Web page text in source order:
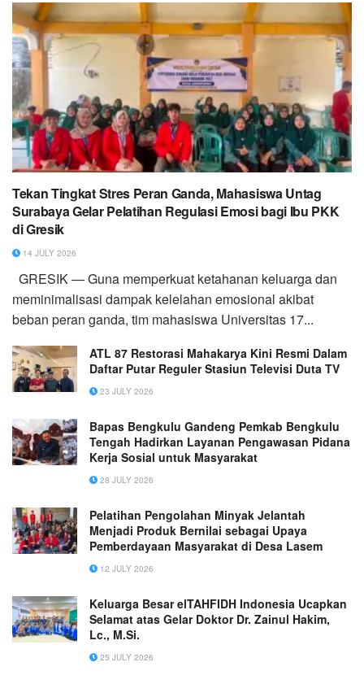
Tekan Tingkat Stres Peran Ganda, Mahasiswa Untag
Surabaya Gelar Pelatihan Regulasi Emosi bagi Ibu PKK
di Gresik
14 JULY 2026
GRESIK — Guna memperkuat ketahanan keluarga dan
meminimalisasi dampak kelelahan emosional akibat
beban peran ganda, tim mahasiswa Universitas 17...
ATL 87 Restorasi Mahakarya Kini Resmi Dalam
Daftar Putar Reguler Stasiun Televisi Duta TV
23 JULY 2026
Bapas Bengkulu Gandeng Pemkab Bengkulu
Tengah Hadirkan Layanan Pengawasan Pidana
Kerja Sosial untuk Masyarakat
28 JULY 2026
Pelatihan Pengolahan Minyak Jelantah
Menjadi Produk Bernilai sebagai Upaya
Pemberdayaan Masyarakat di Desa Lasem
12 JULY 2026
Keluarga Besar elTAHFIDH Indonesia Ucapkan
Selamat atas Gelar Doktor Dr. Zainul Hakim,
Lc., M.Si.
25 JULY 2026